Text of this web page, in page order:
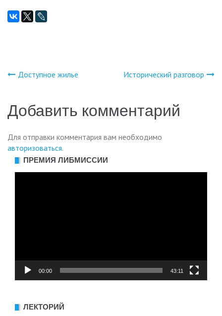
Навигация
по
записям
Доступное жилье Исторический разговор
Добавить комментарий
Для отправки комментария вам необходимо
авторизоваться.
ПРЕМИЯ ЛИБМИССИИ
00:00 43:11
ЛЕКТОРИЙ